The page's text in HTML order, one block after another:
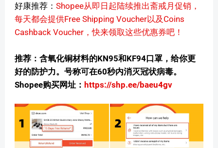
好康推荐： Shopee从即日起陆续推出斋戒月促销，
每天都会提供Free Shipping Voucher以及Coins
Cashback Voucher，快来领取这些优惠券吧！
推荐：含氧化铜材料的KN95和KF94口罩，给你更
好的防护力。号称可在60秒内消灭冠状病毒。
Shopee购买网址： https://shp.ee/baeu4gv